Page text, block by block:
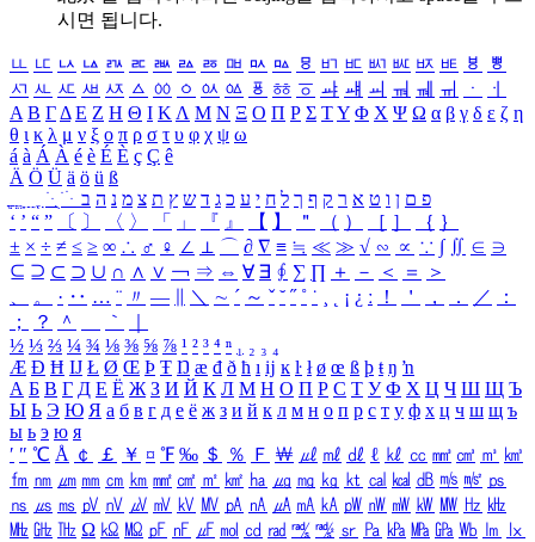
시면 됩니다.
ㅥ ㅦ ㅧ ㅨ ㅩ ㅪ ㅫ ㅬ ㅭ ㅮ ㅯ ㅰ ㅱ ㅲ ㅳ ㅴ ㅵ ㅶ ㅷ ㅸ
ㅹ
ㅺ ㅻ ㅼ ㅽ ㅾ ㅿ ㆀ ㆁ ㆂ ㆃ ㆄ ㆅ ㆆ ㆇ ㆈ ㆉ ㆊ ㆋ ㆌ ㆍ
ㆎ
Α Β ΓΔ Ε Ζ Η Θ Ι ΚΛ Μ Ν Ξ Ο Π Ρ Σ ΤΥ Φ Χ Ψ Ω α β γ δ ε ζ η
θ ι κ λ μ ν ξ ο π ρ σ τ υ φ χ ψ ω
á à Á À é è É È ç Ç ê
Ä Ö Ü ä ö ü ß
ִֶֹ ֻּ ׁׂ פ ם ן ו ט א ר ק ף ך ל ח י ע כ ג ד ש ץ ת צ מ נ ה ב
‘ ’ “ ” 〔 〕 〈 〉 「 」 『 』 【 】 ＂ （ ） ［ ］ ｛ ｝
± × ÷ ≠ ≤ ≥ ∞ ∴ ♂ ♀ ∠ ⊥ ⌒ ∂ ∇ ≡ ≒ ≪ ≫ √ ∽ ∝ ∵ ∫ ∬ ∈ ∋
⊆ ⊇ ⊂ ⊃ ∪ ∩ ∧ ∨ ￢ ⇒ ⇔ ∀ ∃ ∮ ∑ ∏ ＋ － ＜ ＝
＞
、
。 · ‥ … ¨ 〃 ― ＼ ∼ ´ ～ ˇ ˘ ˝ ˚ ˙ ¸ ¡ ¿ ː ！ ＇ ， ． ／
：
；
？ ＾ ｀
½ ⅓ ⅔ ¼ ¾ ⅛ ⅜ ⅝ ⅞ ¹ ² ³ ⁴ ⁿ ₁ ₂ ₃ ₄
Æ Ð Ħ Ĳ Ł Ø Œ Þ Ŧ Ŋ æ đ ð ħ ı ĳ ĸ ŀ ł ø œ ß þ ŧ ŋ ŉ
А Б В Г Д Е Ё Ж З И Й К Л М Н О П Р С Т У Ф Х Ц Ч Ш Щ Ъ
Ы Ь Э Ю Я а б в г д е ё ж з и й к л м н о п р с т у ф х ц ч ш щ ъ
ы ь э ю я
′ ″ ℃ Å ￠ ￡ ￥ ¤ ℉ ‰ ＄ ％ Ｆ ￦ ㎕ ㎖ ㎗ ℓ ㎘ ㏄ ㎣ ㎤ ㎥ ㎦
㎙ ㎚ ㎛ ㎜ ㎝ ㎞ ㎟ ㎠ ㎡ ㎢ ㏊ ㎍ ㎎ ㎏ ㏏ ㎈ ㎉ ㏈ ㎧ ㎨ ㎰
㎱ ㎲ ㎳ ㎴ ㎵ ㎶ ㎷ ㎸ ㎹ ㎀ ㎁ ㎂ ㎃ ㎄ ㎺ ㎻ ㎽ ㎾ ㎿ ㎐ ㎑
㎒ ㎓ ㎔ Ω ㏀ ㏁ ㎊ ㎋ ㎌ ㏖ ㏅ ㎭ ㎮ ㎯ ㏛ ㎩ ㎪ ㎫ ㎬ ㏝ ㏐
㏓